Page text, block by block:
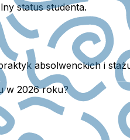
status studenta.
absolwenckich i
w 2026 roku?